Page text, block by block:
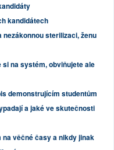
kandidátech
nezákonnou sterilizaci, ženu
si na systém, obviňujete ale
demonstrujícím studentům
a jaké ve skutečnosti
na věčné časy a nikdy jinak